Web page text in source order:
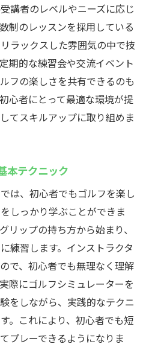
がもたらすメリット
むリアルなゴルフ体験
ンでスキルを飛躍的に向上
24時間営業インドアゴルフ
カリキュラムの魅力
く学べるレッスン内容
力を活かした練習法
けのコミュニティ
インドアゴルフスクール藤
く練習できる魅力
快適なゴルフ環境
ない練習のメリット
講者のレベルやニーズに応じ
制のレッスンを採用している
ラックスした雰囲気の中で技
期的な練習会や交流イベント
フの楽しさを共有できるのも
心者にとって最適な環境が提
てスキルアップに取り組めま
本テクニック
は、初心者でもゴルフを楽し
しっかり学ぶことができま
リップの持ち方から始まり、
練習します。インストラクタ
で、初心者でも無理なく理解
際にゴルフシミュレーターを
をしながら、実践的なテクニ
。これにより、初心者でも短
プレーできるようになりま